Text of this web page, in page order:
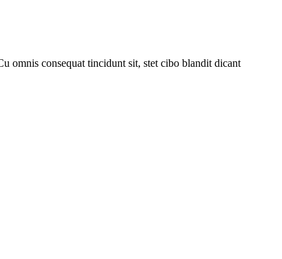
omnis consequat tincidunt sit, stet cibo blandit dicant